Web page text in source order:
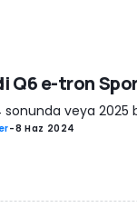
Q6 e-tron
sonunda veya 2025
-8 Haz 2024